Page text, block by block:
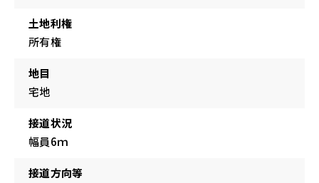
土地利権
所有権
地目
宅地
接道状況
幅員6ｍ
接道方向等